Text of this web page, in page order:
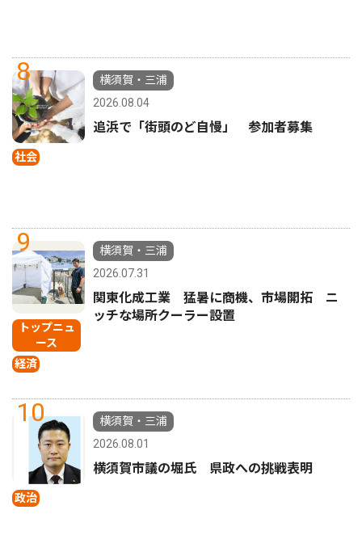
8
社会
横須賀・三浦
2026.08.04
追浜で「街頭のど自慢」 参加者募集
9
トップニュ
ース
経済
横須賀・三浦
2026.07.31
関東化成工業 猛暑に商機、市場開拓 ニ
ッチな場所クーラー設置
10
政治
横須賀・三浦
2026.08.01
横須賀市議の堀氏 県政への挑戦表明